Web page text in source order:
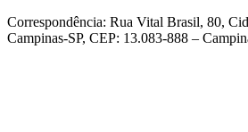
Correspondência: Rua Vital Brasil, 80,
Campinas-SP, CEP: 13.083-888 –